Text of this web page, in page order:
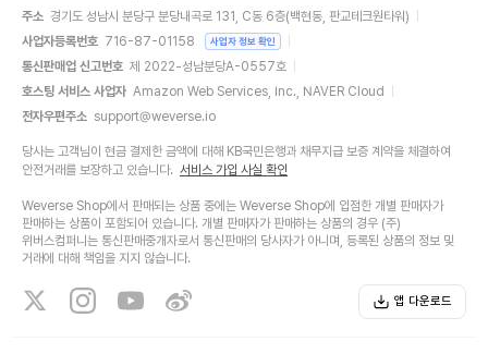
주소 경기도 성남시 분당구 분당내곡로 131, C동 6층(백현동, 판교테크원타워)
사업자등록번호 716-87-01158 사업자 정보 확인
통신판매업 신고번호 제 2022-성남분당A-0557호
호스팅 서비스 사업자 Amazon Web Services, Inc., NAVER Cloud
전자우편주소 support@weverse.io
당사는 고객님이 현금 결제한 금액에 대해 KB국민은행과 채무지급 보증 계약을 체결하여
안전거래를 보장하고 있습니다. 서비스 가입 사실 확인
Weverse Shop에서 판매되는 상품 중에는 Weverse Shop에 입점한 개별 판매자가
판매하는 상품이 포함되어 있습니다. 개별 판매자가 판매하는 상품의 경우 (주)
위버스컴퍼니는 통신판매중개자로서 통신판매의 당사자가 아니며, 등록된 상품의 정보 및
거래에 대해 책임을 지지 않습니다.
앱 다운로드